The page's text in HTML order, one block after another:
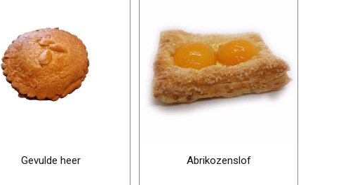
Gevulde heer Abrikozenslof